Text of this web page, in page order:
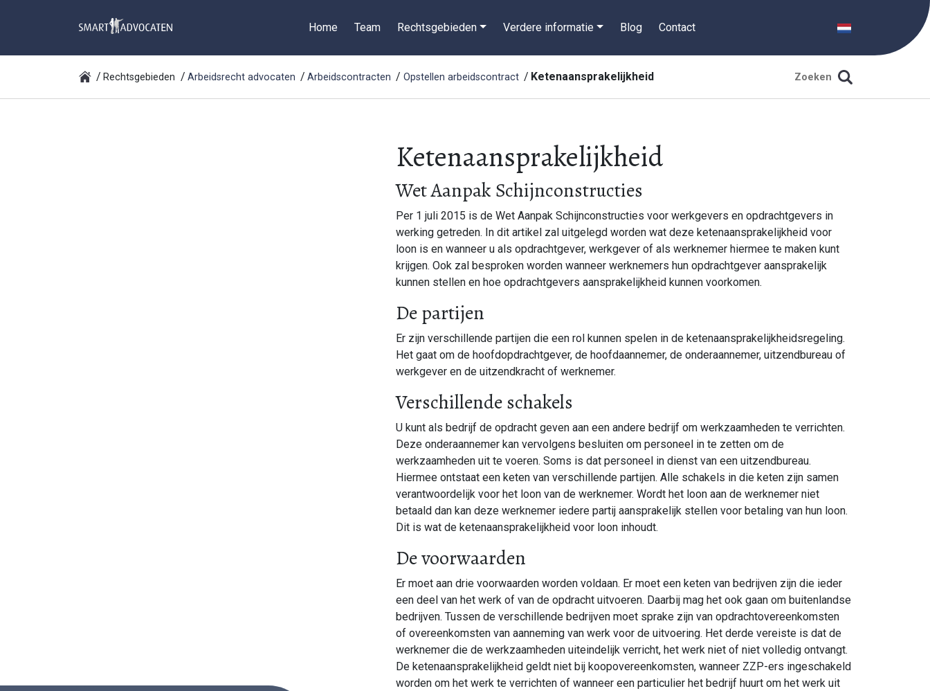
Home Team Rechtsgebieden Verdere informatie Blog Contact
Rechtsgebieden Arbeidsrecht advocaten Arbeidscontracten Opstellen arbeidscontract Ketenaansprakelijkheid
Ketenaansprakelijkheid
Wet Aanpak Schijnconstructies
Per 1 juli 2015 is de Wet Aanpak Schijnconstructies voor werkgevers en opdrachtgevers in
werking getreden. In dit artikel zal uitgelegd worden wat deze ketenaansprakelijkheid voor
loon is en wanneer u als opdrachtgever, werkgever of als werknemer hiermee te maken kunt
krijgen. Ook zal besproken worden wanneer werknemers hun opdrachtgever aansprakelijk
kunnen stellen en hoe opdrachtgevers aansprakelijkheid kunnen voorkomen.
De partijen
Er zijn verschillende partijen die een rol kunnen spelen in de ketenaansprakelijkheidsregeling.
Het gaat om de hoofdopdrachtgever, de hoofdaannemer, de onderaannemer, uitzendbureau of
werkgever en de uitzendkracht of werknemer.
Verschillende schakels
U kunt als bedrijf de opdracht geven aan een andere bedrijf om werkzaamheden te verrichten.
Deze onderaannemer kan vervolgens besluiten om personeel in te zetten om de
werkzaamheden uit te voeren. Soms is dat personeel in dienst van een uitzendbureau.
Hiermee ontstaat een keten van verschillende partijen. Alle schakels in die keten zijn samen
verantwoordelijk voor het loon van de werknemer. Wordt het loon aan de werknemer niet
betaald dan kan deze werknemer iedere partij aansprakelijk stellen voor betaling van hun loon.
Dit is wat de ketenaansprakelijkheid voor loon inhoudt.
De voorwaarden
Er moet aan drie voorwaarden worden voldaan. Er moet een keten van bedrijven zijn die ieder
een deel van het werk of van de opdracht uitvoeren. Daarbij mag het ook gaan om buitenlandse
bedrijven. Tussen de verschillende bedrijven moet sprake zijn van opdrachtovereenkomsten
of overeenkomsten van aanneming van werk voor de uitvoering. Het derde vereiste is dat de
werknemer die de werkzaamheden uiteindelijk verricht, het werk niet of niet volledig ontvangt.
De ketenaansprakelijkheid geldt niet bij koopovereenkomsten, wanneer ZZP-ers ingeschakeld
worden om het werk te verrichten of wanneer een particulier het bedrijf huurt om het werk uit